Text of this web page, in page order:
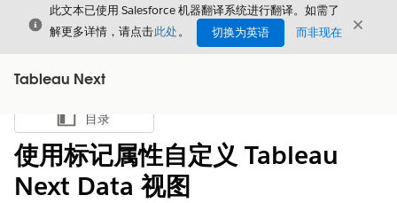
关闭
此文本已使用 Salesforce 机器翻译系统进行翻译。如需了
解更多详情，请点击此处。 切换为英语 而非现在 关闭
Tableau Next
显示目录
目录
使用标记属性自定义 Tableau
Next Data 视图